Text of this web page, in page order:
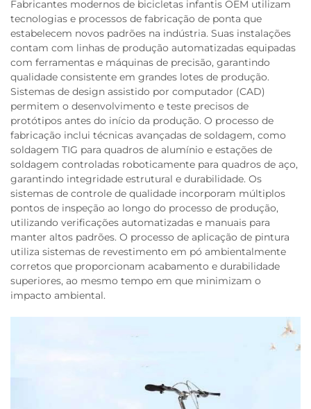
Fabricantes modernos de bicicletas infantis OEM utilizam
tecnologias e processos de fabricação de ponta que
estabelecem novos padrões na indústria. Suas instalações
contam com linhas de produção automatizadas equipadas
com ferramentas e máquinas de precisão, garantindo
qualidade consistente em grandes lotes de produção.
Sistemas de design assistido por computador (CAD)
permitem o desenvolvimento e teste precisos de
protótipos antes do início da produção. O processo de
fabricação inclui técnicas avançadas de soldagem, como
soldagem TIG para quadros de alumínio e estações de
soldagem controladas roboticamente para quadros de aço,
garantindo integridade estrutural e durabilidade. Os
sistemas de controle de qualidade incorporam múltiplos
pontos de inspeção ao longo do processo de produção,
utilizando verificações automatizadas e manuais para
manter altos padrões. O processo de aplicação de pintura
utiliza sistemas de revestimento em pó ambientalmente
corretos que proporcionam acabamento e durabilidade
superiores, ao mesmo tempo em que minimizam o
impacto ambiental.